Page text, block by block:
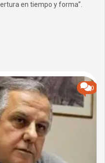
en tiempo y forma”.
0